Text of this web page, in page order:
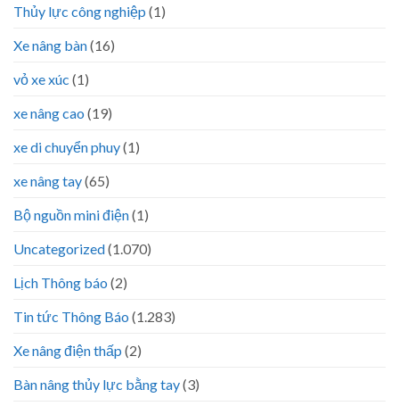
Thủy lực công nghiệp (1)
Xe nâng bàn(16)
vỏ xe xúc (1)
xe nâng cao (19)
xe di chuyển phuy(1)
xe nâng tay(65)
Bộ nguồn mini điện(1)
Uncategorized(1.070)
Lịch Thông báo (2)
Tin tức Thông Báo (1.283)
Xe nâng điện thấp (2)
Bàn nâng thủy lực bằng tay(3)